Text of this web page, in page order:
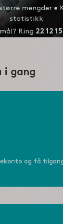
mengder •
statistikk
Ring 22 12
i gang
og få